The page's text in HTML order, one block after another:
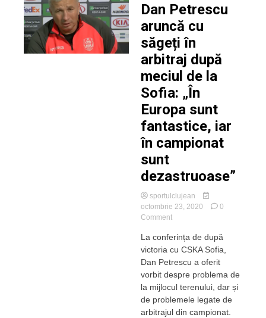
Dan Petrescu
aruncă cu
săgeți în
arbitraj după
meciul de la
Sofia: „În
Europa sunt
fantastice, iar
în campionat
sunt
dezastruoase”
sportulclujean
octombrie 23, 2020
0
Commenton
Petrescu
aruncă
cu
arbitraj
după
meciul
La conferința de după
victoria cu CSKA Sofia,
Dan Petrescu a oferit
vorbit despre problema de
la mijlocul terenului, dar și
de problemele legate de
arbitrajul din campionat.